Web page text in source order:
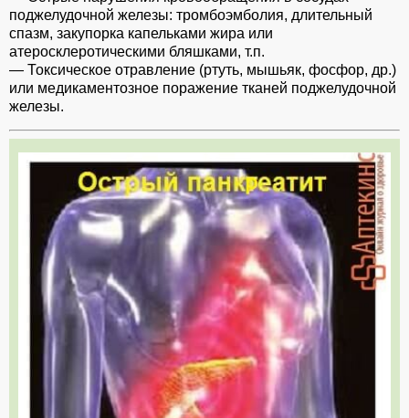
поджелудочной железы: тромбоэмболия, длительный
спазм, закупорка капельками жира или
атеросклеротическими бляшками, т.п.
— Токсическое отравление (ртуть, мышьяк, фосфор, др.)
или медикаментозное поражение тканей поджелудочной
железы.